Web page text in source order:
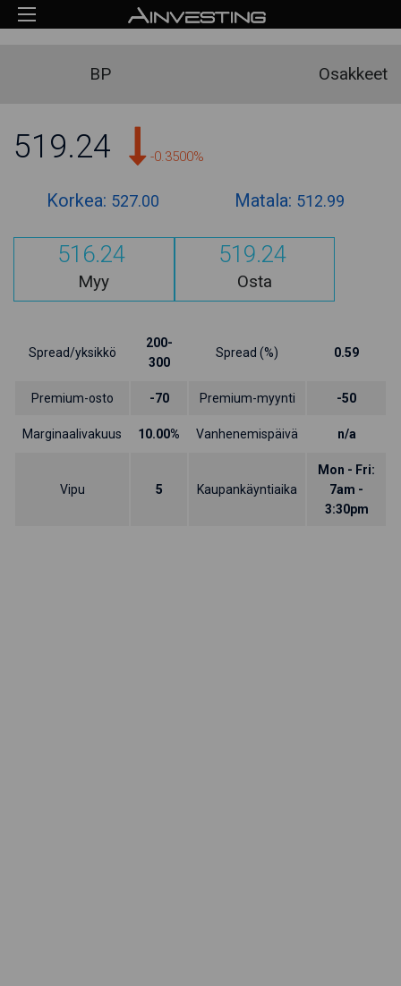
BP Osakkeet
519.24 -0.3500%
Korkea: 527.00 Matala: 512.99
516.24
Myy
519.24
Osta
Spread/yksikkö
200-
300
Spread (%) 0.59
Premium-osto -70 Premium-myynti -50
Marginaalivakuus 10.00% Vanhenemispäivä n/a
Vipu 5 Kaupankäyntiaika
Mon - Fri:
7am -
3:30pm